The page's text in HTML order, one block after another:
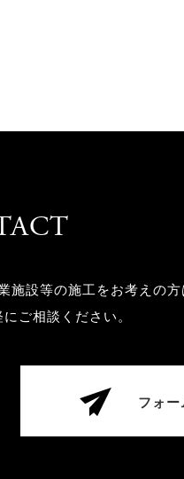
施設等の施工をお考えの方
ご相談ください。
フォ